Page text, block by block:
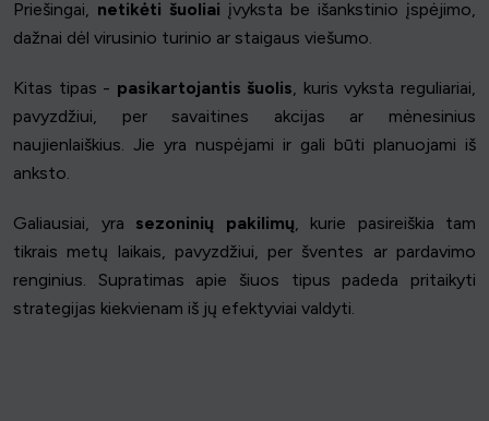
Priešingai, netikėti šuoliai įvyksta be išankstinio įspėjimo,
dažnai dėl virusinio turinio ar staigaus viešumo.
Kitas tipas - pasikartojantis šuolis, kuris vyksta reguliariai,
pavyzdžiui, per savaitines akcijas ar mėnesinius
naujienlaiškius. Jie yra nuspėjami ir gali būti planuojami iš
anksto.
Galiausiai, yra sezoninių pakilimų, kurie pasireiškia tam
tikrais metų laikais, pavyzdžiui, per šventes ar pardavimo
renginius. Supratimas apie šiuos tipus padeda pritaikyti
strategijas kiekvienam iš jų efektyviai valdyti.